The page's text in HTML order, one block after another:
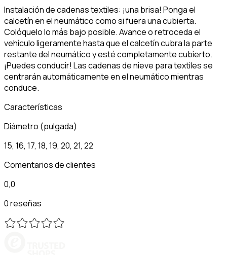
Instalación de cadenas textiles: ¡una brisa! Ponga el
calcetín en el neumático como si fuera una cubierta.
Colóquelo lo más bajo posible. Avance o retroceda el
vehículo ligeramente hasta que el calcetín cubra la parte
restante del neumático y esté completamente cubierto.
¡Puedes conducir! Las cadenas de nieve para textiles se
centrarán automáticamente en el neumático mientras
conduce.
Características
Diámetro (pulgada)
15, 16, 17, 18, 19, 20, 21, 22
Comentarios de clientes
0,0
0 reseñas